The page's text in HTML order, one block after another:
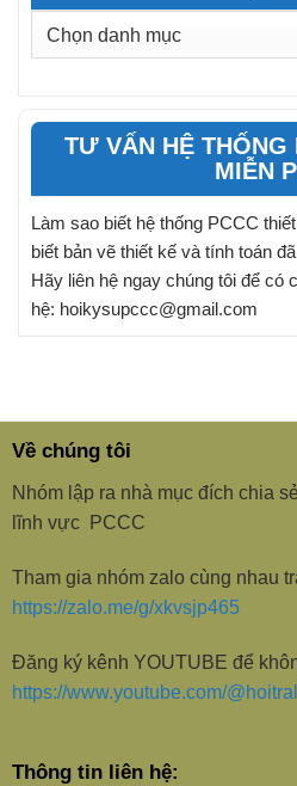
DANH
TƯ VẤN HỆ THỐNG
MIỄN
Làm sao biết hệ thống PCCC
biết bản vẽ thiết kế và tính toán
Hãy liên hệ ngay chúng tôi để có
hệ: hoikysupccc@gmail.com
Về chúng tôi
Nhóm lập ra nhà mục đích chia
lĩnh vực PCCC
Tham gia nhóm zalo cùng nhau
https://zalo.me/g/xkvsjp465
Đăng ký kênh YOUTUBE để
https://www.youtube.com/
Thông tin liên hệ: